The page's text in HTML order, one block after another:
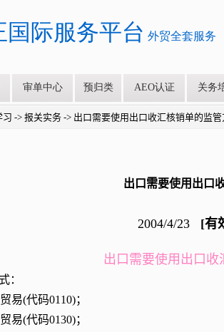
-> 报关实务 -> 出口需要使用出口收汇核销单的监管
出口需要使用出口
2004/4/23 [有
出口需要使用出口
：
易(代码0110)；
易(代码0130)；